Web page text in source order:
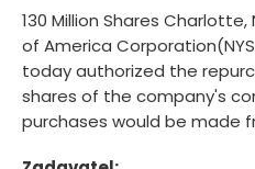
130 Million Shares Charlotte,
of America
today authorized the
shares of the company's
purchases would be made